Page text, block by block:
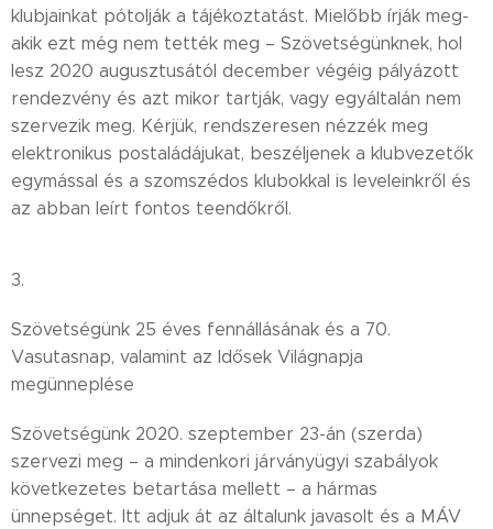
klubjainkat pótolják a tájékoztatást. Mielőbb írják meg-
akik ezt még nem tették meg – Szövetségünknek, hol
lesz 2020 augusztusától december végéig pályázott
rendezvény és azt mikor tartják, vagy egyáltalán nem
szervezik meg. Kérjük, rendszeresen nézzék meg
elektronikus postaládájukat, beszéljenek a klubvezetők
egymással és a szomszédos klubokkal is leveleinkről és
az abban leírt fontos teendőkről.
3.
Szövetségünk 25 éves fennállásának és a 70.
Vasutasnap, valamint az Idősek Világnapja
megünneplése
Szövetségünk 2020. szeptember 23-án (szerda)
szervezi meg – a mindenkori járványügyi szabályok
következetes betartása mellett – a hármas
ünnepséget. Itt adjuk át az általunk javasolt és a MÁV